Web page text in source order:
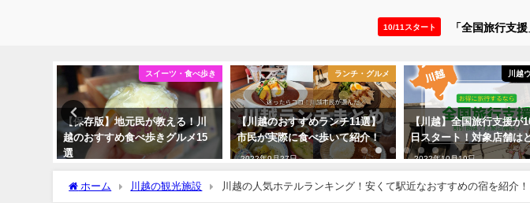
10/11スタート 「全国旅行支
スイーツ・食べ歩き
【保存版】地元民が教える！川
越のおすすめ食べ歩きグルメ15
選
ランチ・グルメ
【川越のおすすめランチ11選】
市民が実際に食べ歩いて紹介！
2022年9月27日
川越
【川越】全国旅行支援が
日スタート！対象店舗は
2022年10月19日
ホーム 川越の観光施設 川越の人気ホテルランキング！安くて駅近なおすすめの宿を紹介！